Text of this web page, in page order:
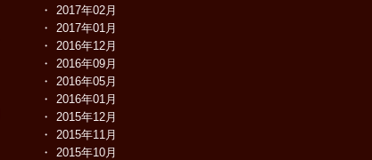
2017年02月
2017年01月
2016年12月
2016年09月
2016年05月
2016年01月
2015年12月
2015年11月
2015年10月